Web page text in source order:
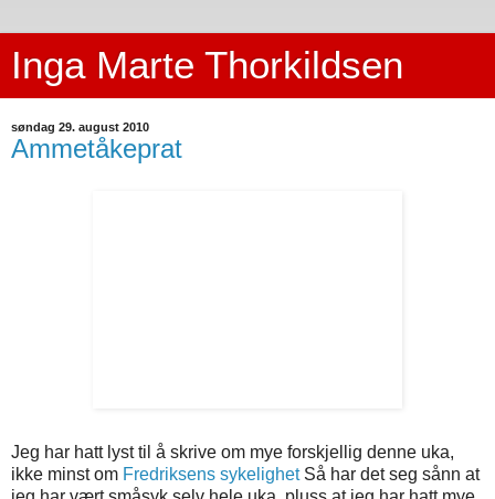
Inga Marte Thorkildsen
søndag 29. august 2010
Ammetåkeprat
Jeg har hatt lyst til å skrive om mye forskjellig denne uka,
ikke minst om Fredriksens sykelighet Så har det seg sånn at